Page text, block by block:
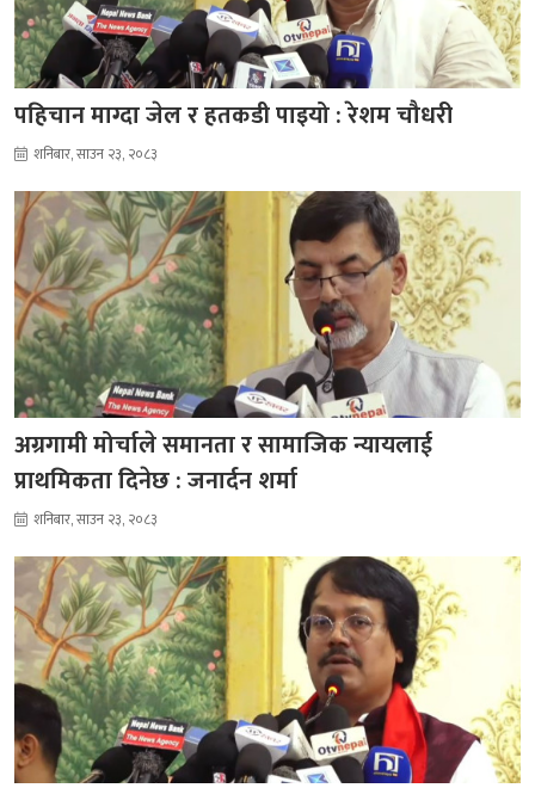
पहिचान माग्दा जेल र हतकडी पाइयो : रेशम चौधरी
शनिबार, साउन २३, २०८३
अग्रगामी मोर्चाले समानता र सामाजिक न्यायलाई
प्राथमिकता दिनेछ : जनार्दन शर्मा
शनिबार, साउन २३, २०८३